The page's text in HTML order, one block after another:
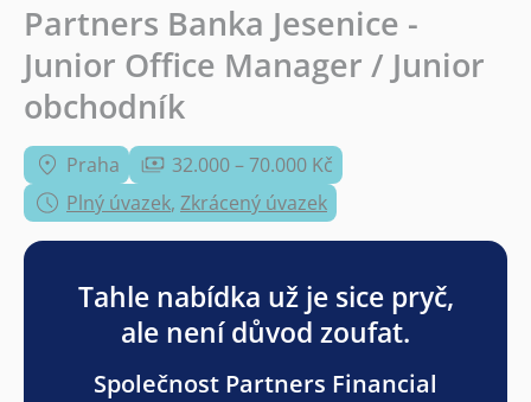
Partners Banka Jesenice -
Junior Office Manager / Junior
obchodník
Praha
32.000 – 70.000 Kč
Plný úvazek, Zkrácený úvazek
Tahle nabídka už je sice pryč,
ale není důvod zoufat.
Společnost Partners Financial